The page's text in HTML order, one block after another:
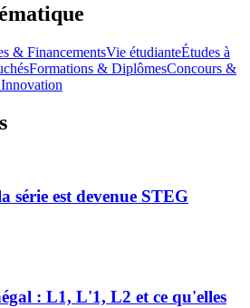
& FinancementsVie étudianteÉtudes à
Formations & DiplômesConcours &
série est devenue STEG
: L1, L'1, L2 et ce qu'elles